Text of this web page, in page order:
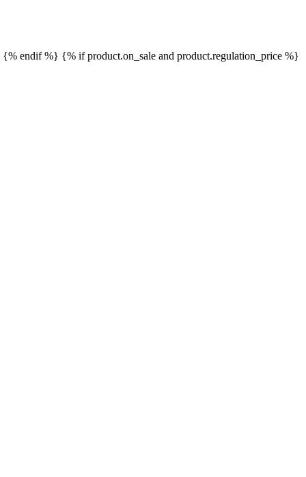
{% endif %} {% if product.on_sale and product.regulation_price %}